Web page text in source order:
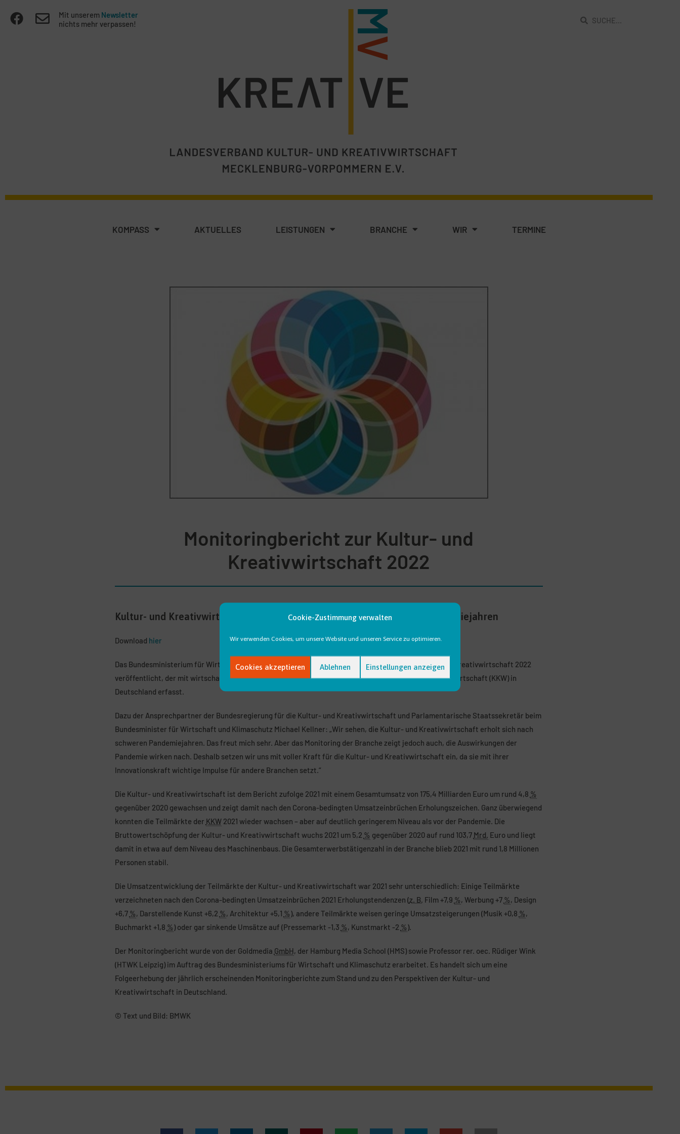
Cookie-Zustimmung verwalten
Wir verwenden Cookies, um unsere Website und unseren Service zu optimieren.
Cookies akzeptieren Ablehnen Einstellungen anzeigen
Mit unserem Newsletter
nichts mehr verpassen!
KOMPASS AKTUELLES LEISTUNGEN BRANCHE WIR TERMINE
Monitoringbericht zur Kultur- und
Kreativwirtschaft 2022
Kultur- und Kreativwirtschaft schrittweise Erholung nach schweren Pandemiejahren
Download hier
Das Bundesministerium für Wirtschaft und Klimaschutz (BMWK) hat den Monitoringbericht Kultur- und Kreativwirtschaft 2022
veröffentlicht, der mit wirtschaftlichen Kennzahlen die Lage und Perspektiven der Kultur- und Kreativwirtschaft (KKW) in
Deutschland erfasst.
Dazu der Ansprechpartner der Bundesregierung für die Kultur- und Kreativwirtschaft und Parlamentarische Staatssekretär beim
Bundesminister für Wirtschaft und Klimaschutz Michael Kellner: „Wir sehen, die Kultur- und Kreativwirtschaft erholt sich nach
schweren Pandemiejahren. Das freut mich sehr. Aber das Monitoring der Branche zeigt jedoch auch, die Auswirkungen der
Pandemie wirken nach. Deshalb setzen wir uns mit voller Kraft für die Kultur- und Kreativwirtschaft ein, da sie mit ihrer
Innovationskraft wichtige Impulse für andere Branchen setzt.“
Die Kultur- und Kreativwirtschaft ist dem Bericht zufolge 2021 mit einem Gesamtumsatz von 175,4 Milliarden Euro um rund 4,8 %
gegenüber 2020 gewachsen und zeigt damit nach den Corona-bedingten Umsatzeinbrüchen Erholungszeichen. Ganz überwiegend
konnten die Teilmärkte der KKW2021 wieder wachsen – aber auf deutlich geringerem Niveau als vor der Pandemie. Die
Bruttowertschöpfung der Kultur- und Kreativwirtschaft wuchs 2021 um 5,2 % gegenüber 2020 auf rund 103,7 Mrd. Euro und liegt
damit in etwa auf dem Niveau des Maschinenbaus. Die Gesamterwerbstätigenzahl in der Branche blieb 2021 mit rund 1,8 Millionen
Personen stabil.
Die Umsatzentwicklung der Teilmärkte der Kultur- und Kreativwirtschaft war 2021 sehr unterschiedlich: Einige Teilmärkte
verzeichneten nach den Corona-bedingten Umsatzeinbrüchen 2021 Erholungstendenzen (z. B. Film +7,9 %, Werbung +7 %, Design
+6,7 %, Darstellende Kunst +6,2 %, Architektur +5,1 %), andere Teilmärkte weisen geringe Umsatzsteigerungen (Musik +0,8 %,
Buchmarkt +1,8 %) oder gar sinkende Umsätze auf (Pressemarkt -1,3 %, Kunstmarkt -2 %).
Der Monitoringbericht wurde von der Goldmedia GmbH, der Hamburg Media School (HMS) sowie Professor rer. oec. Rüdiger Wink
(HTWK Leipzig) im Auftrag des Bundesministeriums für Wirtschaft und Klimaschutz erarbeitet. Es handelt sich um eine
Folgeerhebung der jährlich erscheinenden Monitoringberichte zum Stand und zu den Perspektiven der Kultur- und
Kreativwirtschaft in Deutschland.
© Text und Bild: BMWK